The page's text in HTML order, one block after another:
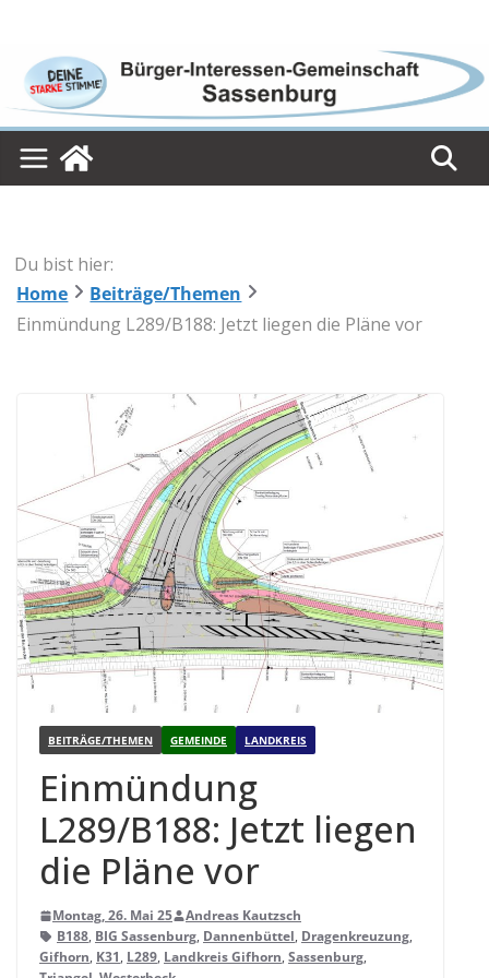
content
Du bist hier:
Home
Beiträge/Themen
Einmündung L289/B188: Jetzt liegen die Pläne vor
BEITRÄGE/THEMEN GEMEINDE LANDKREIS
Ein­mün­dung
L289/B188: Jetzt lie­gen
die Pläne vor
Montag, 26. Mai 25
Andreas Kautzsch
B188, BIG Sassenburg, Dannenbüttel, Dragenkreuzung,
Gifhorn, K31, L289, Landkreis Gifhorn, Sassenburg,